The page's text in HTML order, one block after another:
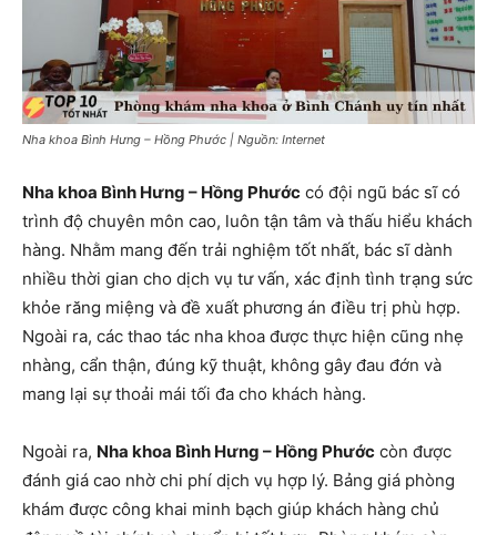
Nha khoa Bình Hưng – Hồng Phước | Nguồn: Internet
Nha khoa Bình Hưng – Hồng Phước có đội ngũ bác sĩ có
trình độ chuyên môn cao, luôn tận tâm và thấu hiểu khách
hàng. Nhằm mang đến trải nghiệm tốt nhất, bác sĩ dành
nhiều thời gian cho dịch vụ tư vấn, xác định tình trạng sức
khỏe răng miệng và đề xuất phương án điều trị phù hợp.
Ngoài ra, các thao tác nha khoa được thực hiện cũng nhẹ
nhàng, cẩn thận, đúng kỹ thuật, không gây đau đớn và
mang lại sự thoải mái tối đa cho khách hàng.
Ngoài ra, Nha khoa Bình Hưng – Hồng Phước còn được
đánh giá cao nhờ chi phí dịch vụ hợp lý. Bảng giá phòng
khám được công khai minh bạch giúp khách hàng chủ